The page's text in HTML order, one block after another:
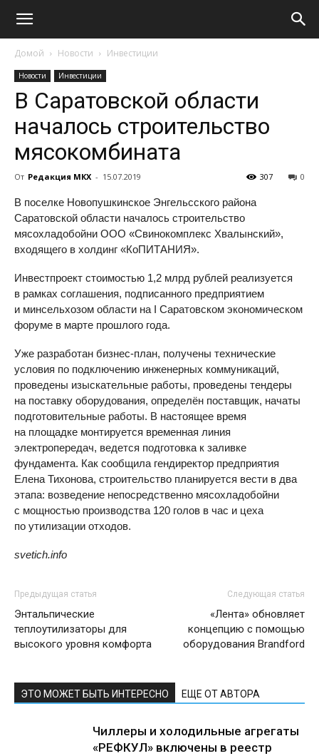
Домой Новости Инвестиции
Новости Инвестиции
В Саратовской области
началось строительство
мясокомбината
От Редакция МКХ - 15.07.2019 0
307
В поселке Новопушкинское Энгельсского района
Саратовской области началось строительство
мясохладобойни ООО «Свинокомплекс Хвалынский»,
входящего в холдинг «КоПИТАНИЯ».
Инвестпроект стоимостью 1,2 млрд рублей реализуется
в рамках соглашения, подписанного предприятием
и минсельхозом области на I Саратовском экономическом
форуме в марте прошлого года.
Уже разработан бизнес-план, получены технические
условия по подключению инженерных коммуникаций,
проведены изыскательные работы, проведены тендеры
на поставку оборудования, определён поставщик, начаты
подготовительные работы. В настоящее время
на площадке монтируется временная линия
электропередач, ведется подготовка к заливке
фундамента. Как сообщила гендиректор предприятия
Елена Тихонова, строительство планируется вести в два
этапа: возведение непосредственно мясохладобойни
с мощностью производства 120 голов в час и цеха
по утилизации отходов.
svetich.info
Предыдущая статья
Энтальпические
теплоутилизаторы для
высокого уровня комфорта
Следующая статья
«Лента» обновляет
концепцию с помощью
оборудования Brandford
ЭТО МОЖЕТ БЫТЬ ИНТЕРЕСНО ЕЩЕ ОТ АВТОРА
Чиллеры и холодильные агрегаты
«РЕФКУЛ» включены в реестр